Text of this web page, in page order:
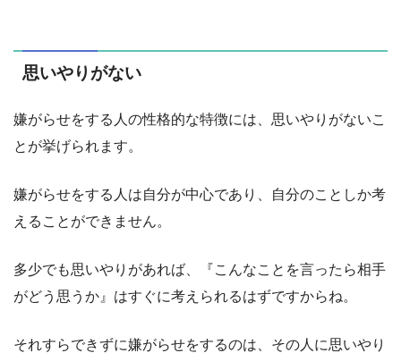
思いやりがない
嫌がらせをする人の性格的な特徴には、思いやりがないこ
とが挙げられます。
嫌がらせをする人は自分が中心であり、自分のことしか考
えることができません。
多少でも思いやりがあれば、『こんなことを言ったら相手
がどう思うか』はすぐに考えられるはずですからね。
それすらできずに嫌がらせをするのは、その人に思いやり